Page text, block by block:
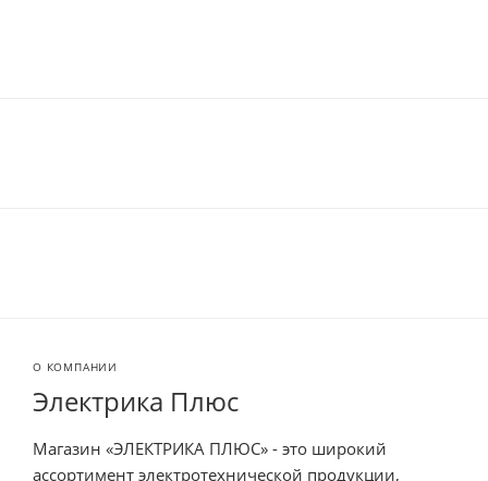
О КОМПАНИИ
Электрика Плюс
Магазин «ЭЛЕКТРИКА ПЛЮС» - это широкий
ассортимент электротехнической продукции,